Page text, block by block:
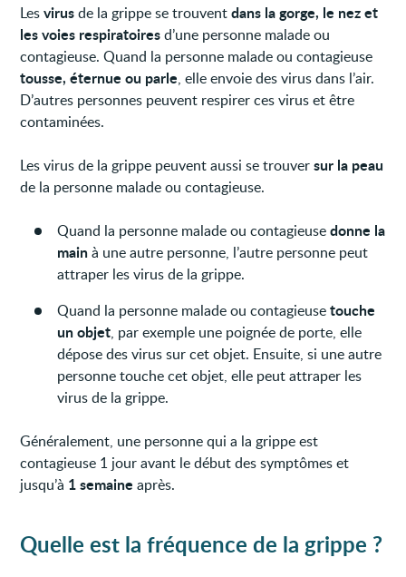
Lesvirusde la grippe se trouventdans lagorge, le nez et
les voies respiratoiresd’une personne malade ou
contagieuse. Quand la personne malade ou contagieuse
tousse, éternue ou parle, elle envoie des virus dans l’air.
D’autres personnes peuvent respirer ces virus et être
contaminées.
Les virus de la grippe peuvent aussi se trouversur la peau
de la personne malade ou contagieuse.
Quand la personne malade ou contagieusedonne la
mainà une autre personne, l’autre personne peut
attraper les virus de la grippe.
Quand la personne malade ou contagieusetouche
un objet, par exemple une poignée de porte, elle
dépose des virus sur cet objet. Ensuite, si une autre
personne touche cet objet, elle peut attraper les
virus de la grippe.
Généralement, une personne qui a la grippe est
contagieuse 1 jour avant le début des symptômes et
jusqu’à 1 semaine après.
Quelle est la fréquence de la grippe ?